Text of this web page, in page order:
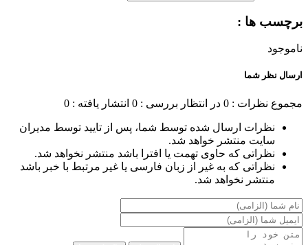
برچسب ها :
ناموجود
ارسال نظر شما
مجموع نظرات : 0 در انتظار بررسی : 0 انتشار یافته : 0
نظرات ارسال شده توسط شما، پس از تایید توسط مدیران
سایت منتشر خواهد شد.
نظراتی که حاوی تهمت یا افترا باشد منتشر نخواهد شد.
نظراتی که به غیر از زبان فارسی یا غیر مرتبط با خبر باشد
منتشر نخواهد شد.